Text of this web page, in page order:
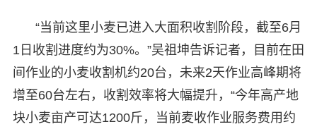
“当前这里小麦已进入大面积收割阶段，截至6月
1日收割进度约为30%。”吴祖坤告诉记者，目前在田
间作业的小麦收割机约20台，未来2天作业高峰期将
增至60台左右，收割效率将大幅提升，“今年高产地
块小麦亩产可达1200斤，当前麦收作业服务费用约